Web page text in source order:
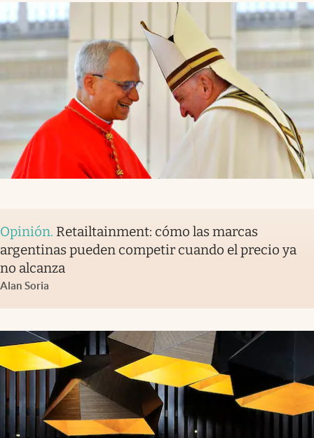
Opinión. Retailtainment: cómo las marcas
argentinas pueden competir cuando el precio ya
no alcanza
Alan Soria